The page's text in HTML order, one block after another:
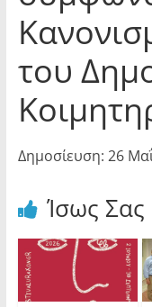
του
Δημοσίευση: 26
Ίσως Σας